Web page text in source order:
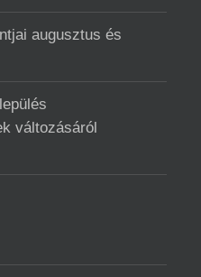
augusztus és
változásáról